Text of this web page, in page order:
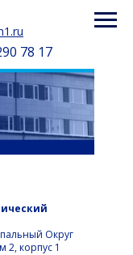
78 17
Округ
2, корпус 1